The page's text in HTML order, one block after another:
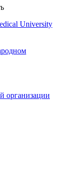
University
организации